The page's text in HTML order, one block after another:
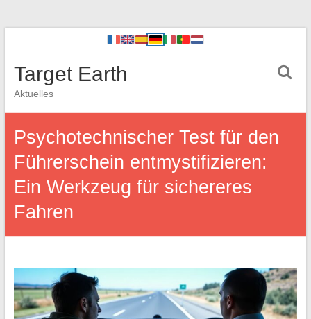
Target Earth
Aktuelles
Psychotechnischer Test für den
Führerschein entmystifizieren:
Ein Werkzeug für sichereres
Fahren